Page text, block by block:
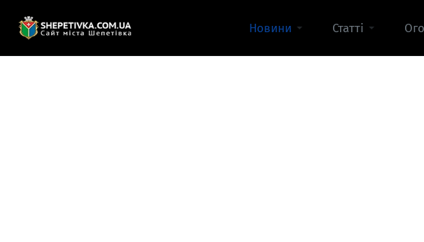
Новини Статті